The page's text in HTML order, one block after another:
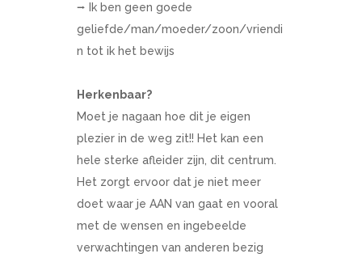
⭢ Ik ben geen goede
geliefde/man/moeder/zoon/vriendi
n tot ik het bewijs
Herkenbaar?
Moet je nagaan hoe dit je eigen
plezier in de weg zit!! Het kan een
hele sterke afleider zijn, dit centrum.
Het zorgt ervoor dat je niet meer
doet waar je AAN van gaat en vooral
met de wensen en ingebeelde
verwachtingen van anderen bezig